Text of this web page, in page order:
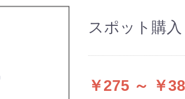
スポット購入
￥275 ～ ￥